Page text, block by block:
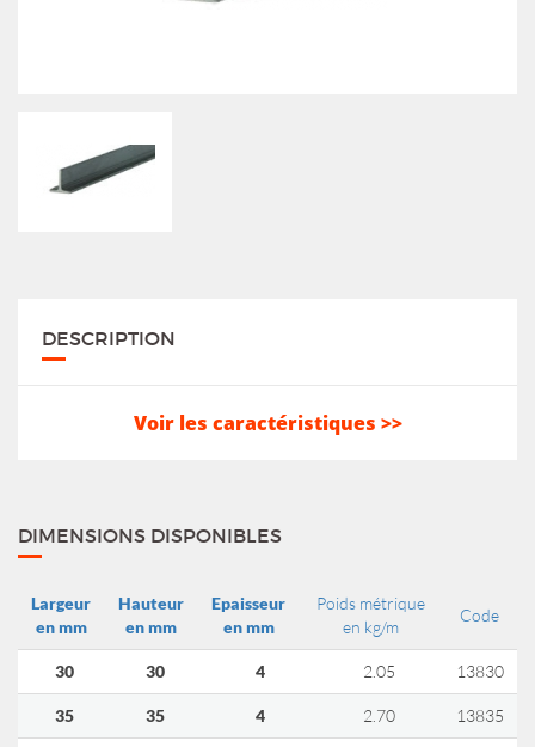
DESCRIPTION
Voir les caractéristiques >>
DIMENSIONS DISPONIBLES
Largeur
en mm
Hauteur
en mm
Epaisseur
en mm
Poids métrique
en kg/m
Code
30 30 4 2.05 13830
35 35 4 2.70 13835